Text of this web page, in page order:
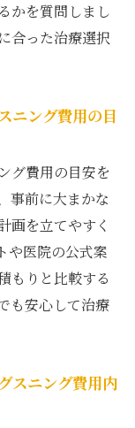
かを質問しまし
合った治療選択
ニング費用の目
グ費用の目安を
事前に大まかな
画を立てやすく
や医院の公式案
もりと比較する
も安心して治療
スニング費用内